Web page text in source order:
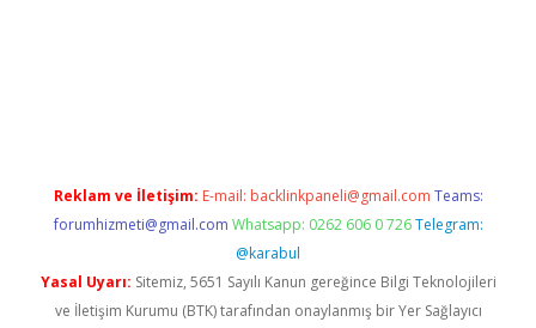
Reklam ve İletişim: E-mail: backlinkpaneli@gmail.com Teams:
forumhizmeti@gmail.com Whatsapp: 0262 606 0 726 Telegram:
@karabul
Yasal Uyarı: Sitemiz, 5651 Sayılı Kanun gereğince Bilgi Teknolojileri
ve İletişim Kurumu (BTK) tarafından onaylanmış bir Yer Sağlayıcı